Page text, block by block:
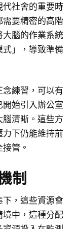
代社會的重要時
需要精密的高階
腦的作業系統
」，導致準備
練習，可以有
始引入辦公室
清晰。這些方
下仍能維持前
管。
制
下，這些資源會
中，這種分配